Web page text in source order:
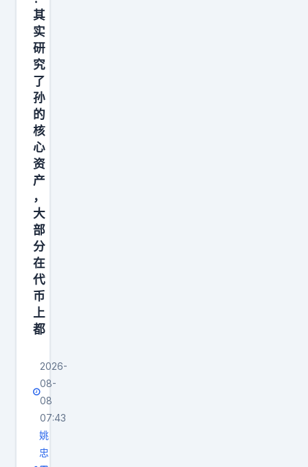
亚
迪
越
卖
越
猛
，
巴
菲
特
却
越
卖
越
快
。
这
件
最
反
常
的
地
还
有
两
个
人
愿
意
拿
出
来
2
0
0
万
请
史
玉
吃
饭
，
0
其
实
研
究
了
孙
的
核
心
资
产
，
大
部
分
在
代
币
上
都
2026-
08-
08
07:43
姚
忠